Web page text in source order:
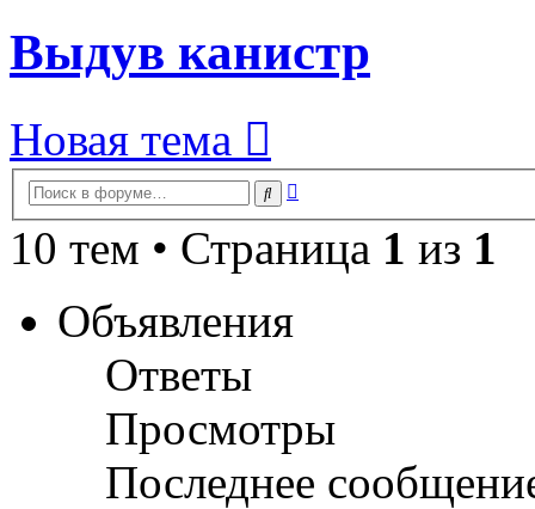
Выдув канистр
Новая тема
Поиск
10 тем • Страница 1 из 1
Объявления
Ответы
Просмотры
Последнее